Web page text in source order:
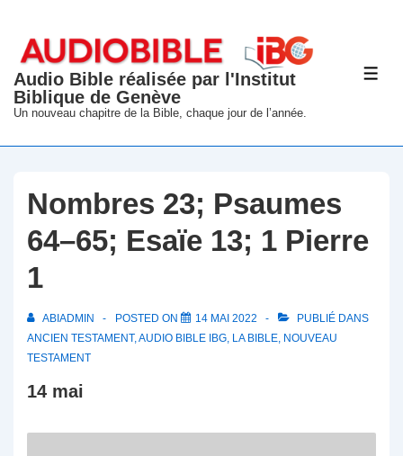
passer
contenu
principal
Audio Bible réalisée par l'Institut
Biblique de Genève
Un nouveau chapitre de la Bible, chaque jour de l’année.
Nombres 23; Psaumes
64–65; Esaïe 13; 1 Pierre
1
ABIADMIN POSTED ON 14 MAI 2022
PUBLIÉ DANS
ANCIEN TESTAMENT,AUDIO BIBLE IBG, LA BIBLE, NOUVEAU
TESTAMENT
14 mai